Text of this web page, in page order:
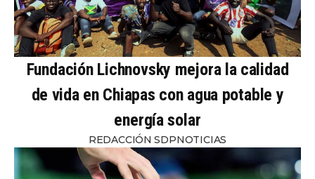
Fundación Lichnovsky mejora la calidad
de vida en Chiapas con agua potable y
energía solar
REDACCIÓN SDPNOTICIAS